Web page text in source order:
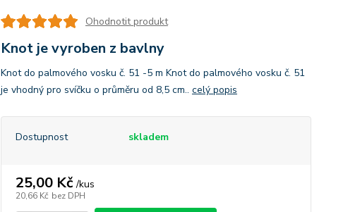
Ohodnotit produkt
Knot je vyroben z bavlny
Knot do palmového vosku č. 51 -5 m Knot do palmového vosku č. 51
je vhodný pro svíčku o průměru od 8,5 cm.. celý popis
Dostupnost skladem
25,00 Kč /kus
20,66 Kč bez DPH